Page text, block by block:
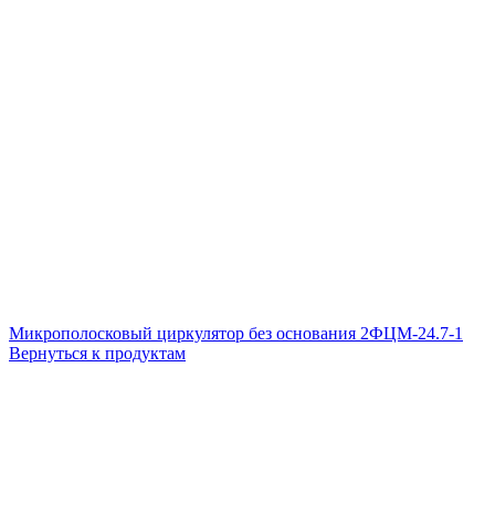
Микрополосковый циркулятор без основания 2ФЦМ-24.7-1
Вернуться к продуктам